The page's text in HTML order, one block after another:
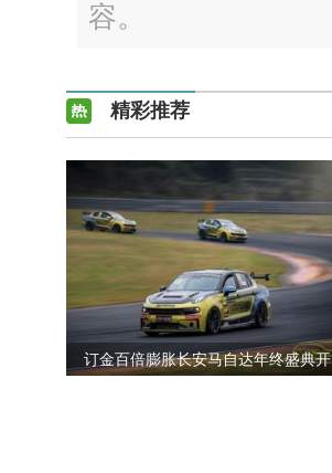
容。
精彩推荐
订金百倍膨胀长安马自达年终盛典开